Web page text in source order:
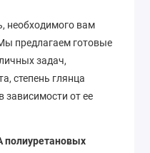
необходимого вам
предлагаем готовые
задач,
степень глянца
зависимости от ее